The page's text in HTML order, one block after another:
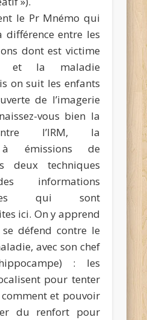
le Pr Mnémo qui
entre les
dont est victime
et la maladie
on suit les enfants
de l’imagerie
vous bien la
l’IRM, la
à émissions de
deux techniques
informations
qui sont
ici. On y apprend
défend contre le
avec son chef
: les
pour tenter
et pouvoir
du renfort pour